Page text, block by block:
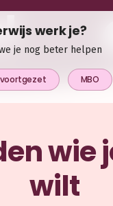
wie
wilt
werk je?
je nog beter helpen
voortgezet MBO